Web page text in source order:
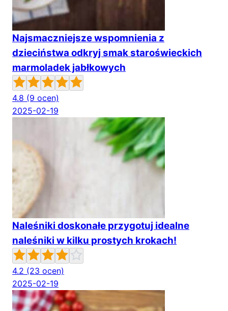
Najsmaczniejsze wspomnienia z
dzieciństwa odkryj smak staroświeckich
marmoladek jabłkowych
4.8 (9 ocen)
2025-02-19
Naleśniki doskonałe przygotuj idealne
naleśniki w kilku prostych krokach!
4.2 (23 ocen)
2025-02-19